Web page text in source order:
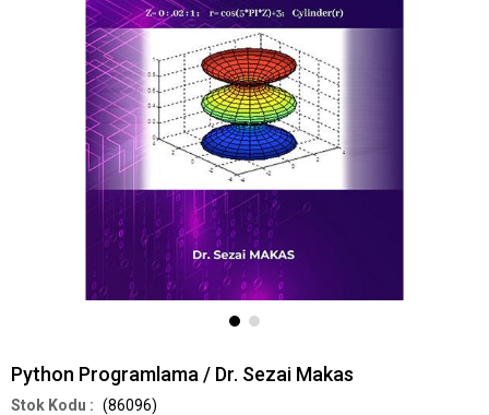
Python Programlama / Dr. Sezai Makas
(86096)